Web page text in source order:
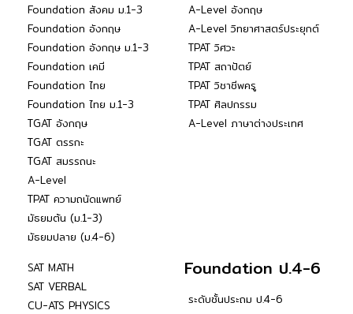
Foundation สังคม ม.1-3
Foundation อังกฤษ
Foundation อังกฤษ ม.1-3
Foundation เคมี
Foundation ไทย
Foundation ไทย ม.1-3
TGAT อังกฤษ
TGAT ตรรกะ
TGAT สมรรถนะ
A-Level
TPAT ความถนัดแพทย์
มัธยมต้น (ม.1-3)
มัธยมปลาย (ม.4-6)
A-Level อังกฤษ
A-Level วิทยาศาสตร์ประยุกต์
TPAT วิศวะ
TPAT สถาปัตย์
TPAT วิชาชีพครู
TPAT ศิลปกรรม
A-Level ภาษาต่างประเทศ
SAT MATH
SAT VERBAL
CU-ATS PHYSICS
Foundation ป.4-6
ระดับชั้นประถม ป.4-6